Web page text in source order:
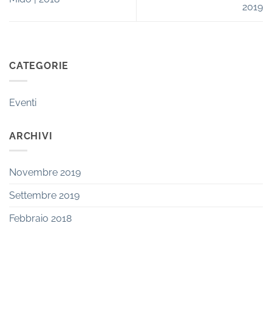
2019
CATEGORIE
Eventi
ARCHIVI
Novembre 2019
Settembre 2019
Febbraio 2018